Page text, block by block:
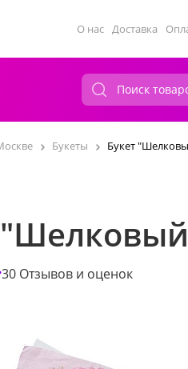
О нас Доставка
Букеты Букет
30 Отзывов и оценок